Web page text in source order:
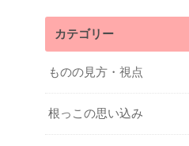
カテゴリー
ものの見方・視点
根っこの思い込み